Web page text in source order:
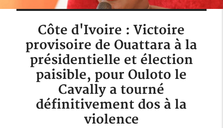
Côte d'Ivoire : Victoire
provisoire de Ouattara à la
présidentielle et élection
paisible, pour Ouloto le
Cavally a tourné
définitivement dos à la
violence